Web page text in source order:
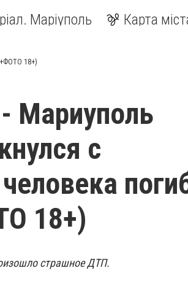
Маріуполь Карта
18+)
Мариуполь
с
18+)
страшное ДТП.